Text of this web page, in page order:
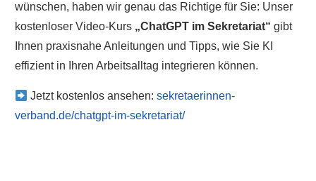
wünschen, haben wir genau das Richtige für Sie: Unser
kostenloser Video-Kurs „ChatGPT im Sekretariat“ gibt
Ihnen praxisnahe Anleitungen und Tipps, wie Sie KI
effizient in Ihren Arbeitsalltag integrieren können.
Jetzt kostenlos ansehen:sekretaerinnen-
verband.de/chatgpt-im-sekretariat/